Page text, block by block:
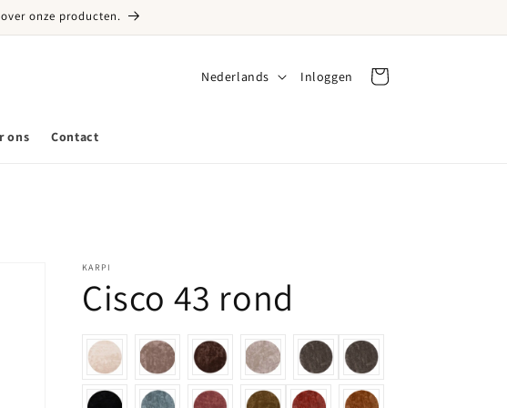
onze producten.
ons Contact
Taal
Nederlands Inloggen
InloggenWinkelwagen
KARPI
Cisco 43 rond